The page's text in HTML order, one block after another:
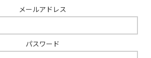
メールアドレス
パスワード